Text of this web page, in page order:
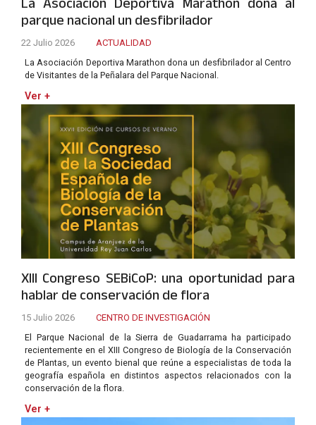
parque nacional un desfibrilador
22 Julio 2026
ACTUALIDAD
La Asociación Deportiva Marathon dona un desfibrilador al Centro
de Visitantes de la Peñalara del Parque Nacional.
Ver +
XIII Congreso SEBiCoP: una oportunidad para
hablar de conservación de flora
15 Julio 2026
CENTRO DE INVESTIGACIÓN
El Parque Nacional de la Sierra de Guadarrama ha participado
recientemente en el XIII Congreso de Biología de la Conservación
de Plantas, un evento bienal que reúne a especialistas de toda la
geografía española en distintos aspectos relacionados con la
conservación de la flora.
Ver +